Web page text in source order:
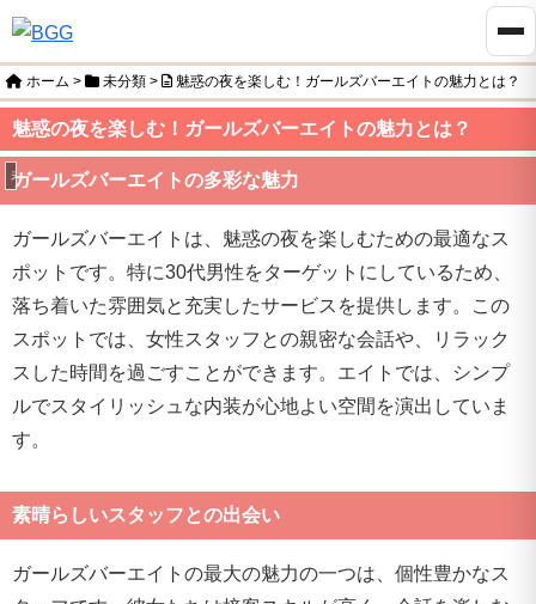
ホーム > 未分類 > 魅惑の夜を楽しむ！ガールズバーエイトの魅力とは？
魅惑の夜を楽しむ！ガールズバーエイトの魅力とは？
未分類
ガールズバーエイトの多彩な魅力
ガールズバーエイトは、魅惑の夜を楽しむための最適なス
ポットです。特に30代男性をターゲットにしているため、
落ち着いた雰囲気と充実したサービスを提供します。この
スポットでは、女性スタッフとの親密な会話や、リラック
スした時間を過ごすことができます。エイトでは、シンプ
ルでスタイリッシュな内装が心地よい空間を演出していま
す。
素晴らしいスタッフとの出会い
ガールズバーエイトの最大の魅力の一つは、個性豊かなス